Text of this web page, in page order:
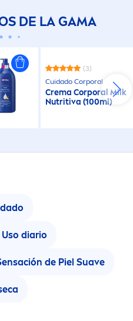
DE LA GAMA
(3)
Cuidado Corporal
Crema Corporal Milk
Nutritiva (100ml)
Uso diario
de Piel Suave